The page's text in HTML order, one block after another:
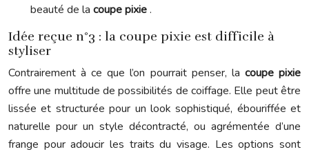
beauté de la coupe pixie.
Idée reçue n°3 : la coupe pixie est difficile à
styliser
Contrairement à ce que l’on pourrait penser, la coupe pixie
offre une multitude de possibilités de coiffage. Elle peut être
lissée et structurée pour un look sophistiqué, ébouriffée et
naturelle pour un style décontracté, ou agrémentée d’une
frange pour adoucir les traits du visage. Les options sont